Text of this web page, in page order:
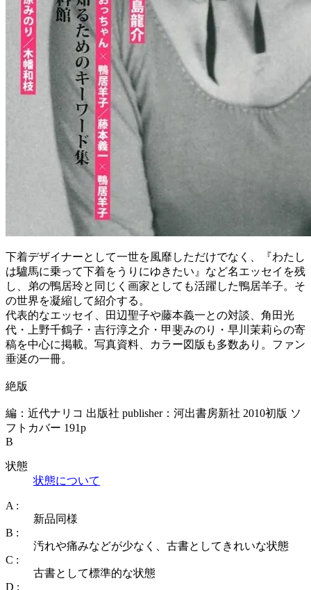
下着デザイナーとして一世を風靡しただけでなく、『わたし
は驢馬に乗って下着をうりにゆきたい』など名エッセイを残
し、弟の鴨居玲と同じく画家としても活躍した鴨居羊子。そ
の世界を凝縮して紹介する。
代表的なエッセイ、田辺聖子や藤本義一との対談、角田光
代・上野千鶴子・吉行淳之介・甲斐みのり・早川茉莉らの寄
稿を中心に掲載。写真資料、カラー図版も多数あり。ファン
垂涎の一冊。
絶版
編：近代ナリコ 出版社 publisher：河出書房新社 2010初版 ソ
フトカバー 191p
B
状態
状態について
A :
新品同様
B :
汚れや痛みなどが少なく、古書としてきれいな状態
C :
古書として標準的な状態
D :